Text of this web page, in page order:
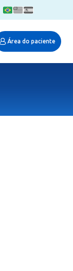
Área do paciente
saúde